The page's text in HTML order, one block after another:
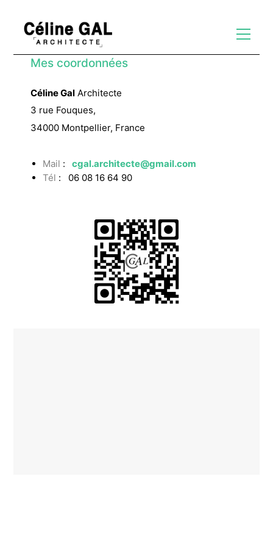
Mes coordonnées
Céline Gal Architecte
3 rue Fouques,
34000 Montpellier, France
Mail :
cgal.architecte@gmail.com
Tél : 06 08 16 64 90